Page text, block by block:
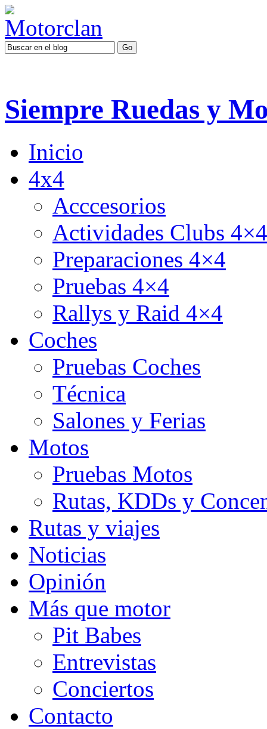
Siempre Ruedas y
Inicio
4x4
Acccesorios
Actividades Clubs 4×4
Preparaciones 4×4
Pruebas 4×4
Rallys y Raid 4×4
Coches
Pruebas Coches
Técnica
Salones y Ferias
Motos
Pruebas Motos
Rutas, KDDs y
Rutas y viajes
Noticias
Opinión
Más que motor
Pit Babes
Entrevistas
Conciertos
Contacto